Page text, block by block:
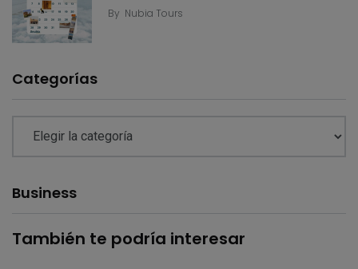
By Nubia Tours
Categorías
Business
También te podría interesar